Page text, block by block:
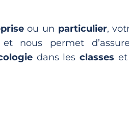
ou un particulier,
nous permet
dans lesclasses